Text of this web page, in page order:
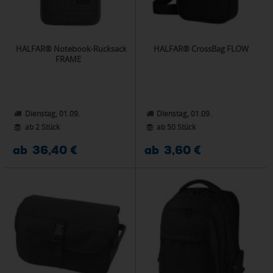
HALFAR® Notebook-Rucksack
FRAME
Dienstag, 01.09.
ab 2 Stück
ab 36,40 €
HALFAR® CrossBag FLOW
Dienstag, 01.09.
ab 50 Stück
ab 3,60 €